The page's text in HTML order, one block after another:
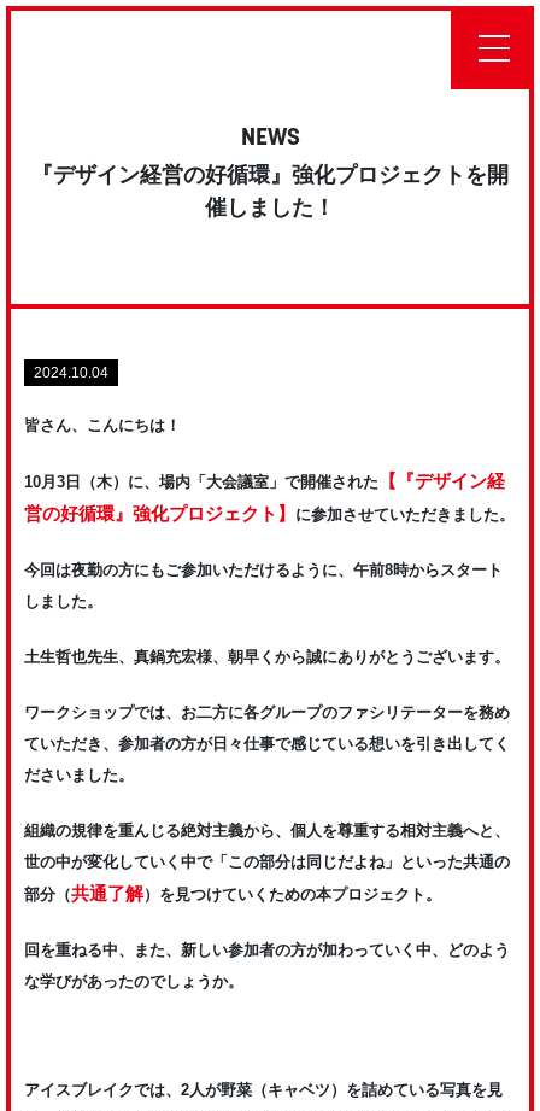
NEWS
『デザイン経営の好循環』強化プロジェクトを開
催しました！
2024.10.04
皆さん、こんにちは！
10月3日（木）に、場内「大会議室」で開催された
【『デザイン経
営の好循環』強化プロジェクト】
に参加させていただきました。
今回は夜勤の方にもご参加いただけるように、午前8時からスタート
しました。
土生哲也先生、真鍋充宏様、朝早くから誠にありがとうございます。
ワークショップでは、お二方に各グループのファシリテーターを務め
ていただき、参加者の方が日々仕事で感じている想いを引き出してく
ださいました。
組織の規律を重んじる絶対主義から、個人を尊重する相対主義へと、
世の中が変化していく中で「この部分は同じだよね」といった共通の
部分（共通了解）を見つけていくための本プロジェクト。
回を重ねる中、また、新しい参加者の方が加わっていく中、どのよう
な学びがあったのでしょうか。
アイスブレイクでは、2人が野菜（キャベツ）を詰めている写真を見